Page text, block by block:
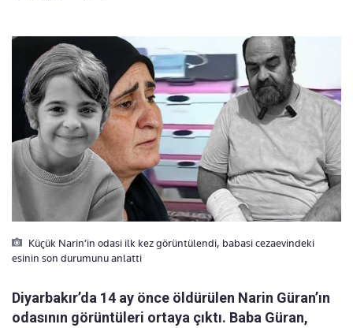
Küçük Narin’in odasi ilk kez görüntülendi, babasi cezaevindeki
esinin son durumunu anlatti
Diyarbakır’da 14 ay önce öldürülen Narin Güran’ın
odasının görüntüleri ortaya çıktı. Baba Güran,